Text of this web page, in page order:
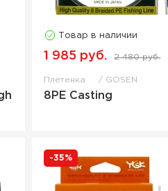
Товар в наличии
1 985 руб. 2 480 руб.
Плетенка GOSEN
8PE Casting
-35%